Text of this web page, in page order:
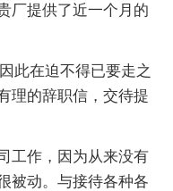
提供了近一个月的
在迫不得已要走之
理的辞职信，交待提
作，因为从来没有
被动。与接待各种各